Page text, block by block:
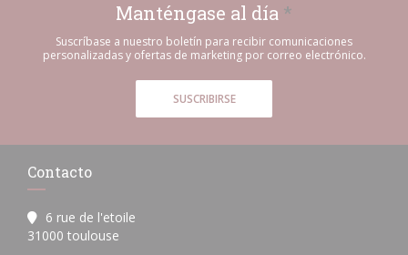
Manténgase al día *
Suscríbase a nuestro boletín para recibir comunicaciones
personalizadas y ofertas de marketing por correo electrónico.
SUSCRIBIRSE
Contacto
6 rue de l'etoile
31000 toulouse